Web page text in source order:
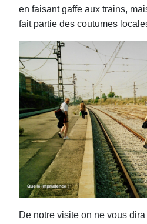
en faisant gaffe aux trains,
fait partie des coutumes
De notre visite on ne vous